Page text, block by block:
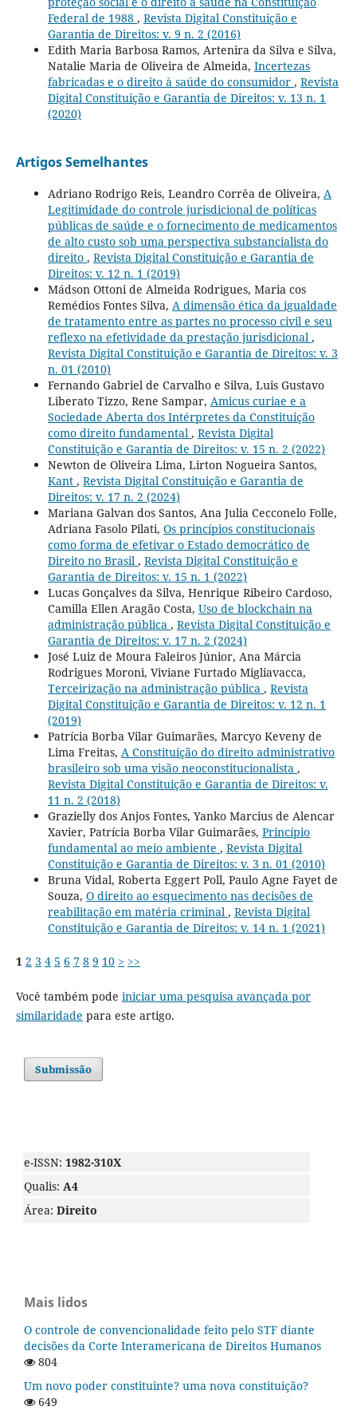
Federal de 1988 , Revista Digital Constituição e
Garantia de Direitos: v. 9 n. 2 (2016)
Edith Maria Barbosa Ramos, Artenira da Silva e Silva,
Natalie Maria de Oliveira de Almeida, Incertezas
fabricadas e o direito à saúde do consumidor , Revista
Digital Constituição e Garantia de Direitos: v. 13 n. 1
(2020)
Artigos Semelhantes
Adriano Rodrigo Reis, Leandro Corrêa de Oliveira, A
Legitimidade do controle jurisdicional de políticas
públicas de saúde e o fornecimento de medicamentos
de alto custo sob uma perspectiva substancialista do
direito , Revista Digital Constituição e Garantia de
Direitos: v. 12 n. 1 (2019)
Mádson Ottoni de Almeida Rodrigues, Maria cos
Remédios Fontes Silva, A dimensão ética da igualdade
de tratamento entre as partes no processo civil e seu
reflexo na efetividade da prestação jurisdicional ,
Revista Digital Constituição e Garantia de Direitos: v. 3
n. 01 (2010)
Fernando Gabriel de Carvalho e Silva, Luis Gustavo
Liberato Tizzo, Rene Sampar, Amicus curiae e a
Sociedade Aberta dos Intérpretes da Constituição
como direito fundamental , Revista Digital
Constituição e Garantia de Direitos: v. 15 n. 2 (2022)
Newton de Oliveira Lima, Lirton Nogueira Santos,
Kant , Revista Digital Constituição e Garantia de
Direitos: v. 17 n. 2 (2024)
Mariana Galvan dos Santos, Ana Julia Cecconelo Folle,
Adriana Fasolo Pilati, Os princípios constitucionais
como forma de efetivar o Estado democrático de
Direito no Brasil , Revista Digital Constituição e
Garantia de Direitos: v. 15 n. 1 (2022)
Lucas Gonçalves da Silva, Henrique Ribeiro Cardoso,
Camilla Ellen Aragão Costa, Uso de blockchain na
administração pública , Revista Digital Constituição e
Garantia de Direitos: v. 17 n. 2 (2024)
José Luiz de Moura Faleiros Júnior, Ana Márcia
Rodrigues Moroni, Viviane Furtado Migliavacca,
Terceirização na administração pública , Revista
Digital Constituição e Garantia de Direitos: v. 12 n. 1
(2019)
Patrícia Borba Vilar Guimarães, Marcyo Keveny de
Lima Freitas, A Constituição do direito administrativo
brasileiro sob uma visão neoconstitucionalista ,
Revista Digital Constituição e Garantia de Direitos: v.
11 n. 2 (2018)
Grazielly dos Anjos Fontes, Yanko Marcius de Alencar
Xavier, Patrícia Borba Vilar Guimarães, Princípio
fundamental ao meio ambiente , Revista Digital
Constituição e Garantia de Direitos: v. 3 n. 01 (2010)
Bruna Vidal, Roberta Eggert Poll, Paulo Agne Fayet de
Souza, O direito ao esquecimento nas decisões de
reabilitação em matéria criminal , Revista Digital
Constituição e Garantia de Direitos: v. 14 n. 1 (2021)
1 2 3 4 5 6 7 8 9 10 > >>
Você também pode iniciar uma pesquisa avançada por
similaridade para este artigo.
Submissão
e-ISSN: 1982-310X
Qualis: A4
Área: Direito
Mais lidos
O controle de convencionalidade feito pelo STF diante
decisões da Corte Interamericana de Direitos Humanos
804
Um novo poder constituinte? uma nova constituição?
649